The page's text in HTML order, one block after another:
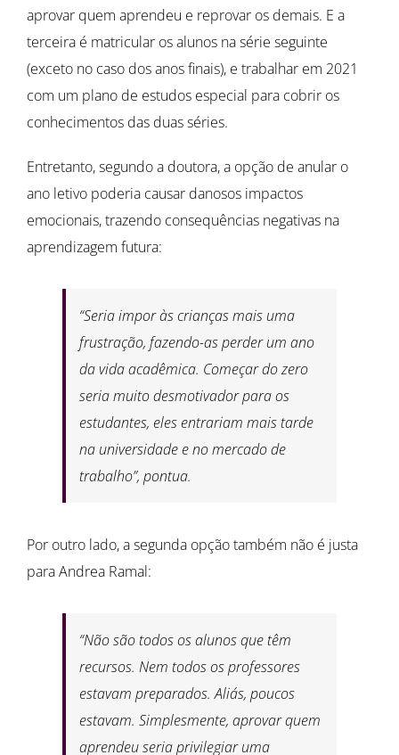
aprovar quem aprendeu e reprovar os demais. E a
terceira é matricular os alunos na série seguinte
(exceto no caso dos anos finais), e trabalhar em 2021
com um plano de estudos especial para cobrir os
conhecimentos das duas séries.
Entretanto, segundo a doutora, a opção de anular o
ano letivo poderia causar danosos impactos
emocionais, trazendo consequências negativas na
aprendizagem futura:
“Seria impor às crianças mais uma
frustração, fazendo-as perder um ano
da vida acadêmica. Começar do zero
seria muito desmotivador para os
estudantes, eles entrariam mais tarde
na universidade e no mercado de
trabalho”, pontua.
Por outro lado, a segunda opção também não é justa
para Andrea Ramal:
“Não são todos os alunos que têm
recursos. Nem todos os professores
estavam preparados. Aliás, poucos
estavam. Simplesmente, aprovar quem
aprendeu seria privilegiar uma